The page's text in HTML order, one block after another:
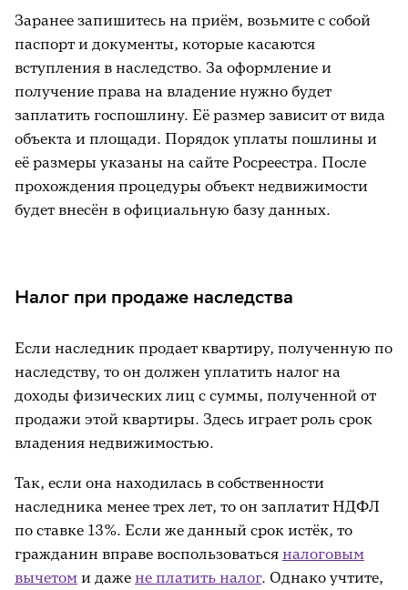
Заранее запишитесь на приём, возьмите с собой
паспорт и документы, которые касаются
вступления в наследство. За оформление и
получение права на владение нужно будет
заплатить госпошлину. Её размер зависит от вида
объекта и площади. Порядок уплаты пошлины и
её размеры указаны на сайте Росреестра. После
прохождения процедуры объект недвижимости
будет внесён в официальную базу данных.
Налог при продаже наследства
Если наследник продает квартиру, полученную по
наследству, то он должен уплатить налог на
доходы физических лиц с суммы, полученной от
продажи этой квартиры. Здесь играет роль срок
владения недвижимостью.
Так, если она находилась в собственности
наследника менее трех лет, то он заплатит НДФЛ
по ставке 13%. Если же данный срок истёк, то
гражданин вправе воспользоваться налоговым
вычетом и даже не платить налог. Однако учтите,